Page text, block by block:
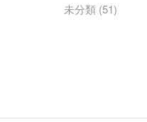
未分類 (51)